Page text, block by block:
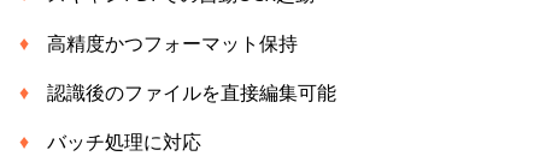
高精度かつフォーマット保持
認識後のファイルを直接編集可能
バッチ処理に対応